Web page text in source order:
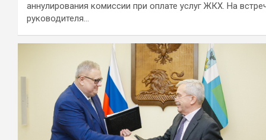
аннулирования комиссии при оплате услуг ЖКХ. На
руководителя…